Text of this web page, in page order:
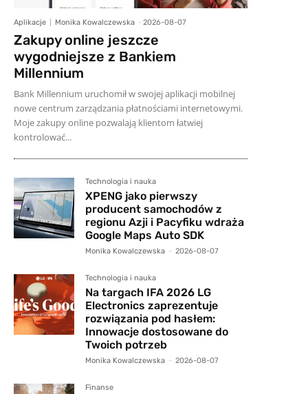
Aplikacje Monika Kowalczewska - 2026-08-07
Zakupy online jeszcze
wygodniejsze z Bankiem
Millennium
Bank Millennium uruchomił w swojej aplikacji mobilnej
nowe centrum zarządzania płatnościami internetowymi.
Moje zakupy online pozwalają klientom łatwiej
kontrolować...
Technologia i nauka
XPENG jako pierwszy
producent samochodów z
regionu Azji i Pacyfiku wdraża
Google Maps Auto SDK
Monika Kowalczewska - 2026-08-07
Technologia i nauka
Na targach IFA 2026 LG
Electronics zaprezentuje
rozwiązania pod hasłem:
Innowacje dostosowane do
Twoich potrzeb
Monika Kowalczewska - 2026-08-07
Finanse